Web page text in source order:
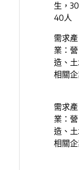
生，
40人
需求產
業：營
造、
相關
需求產
業：營
造、
相關